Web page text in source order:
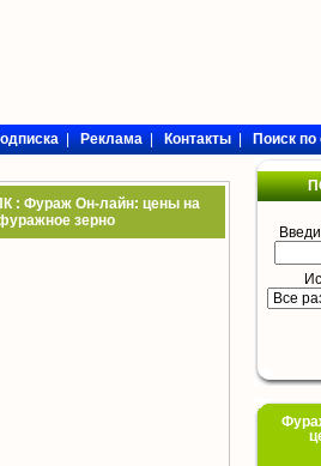
|Реклама|Контакты|Поиск по
: Фураж Он-лайн: цены на
зерно